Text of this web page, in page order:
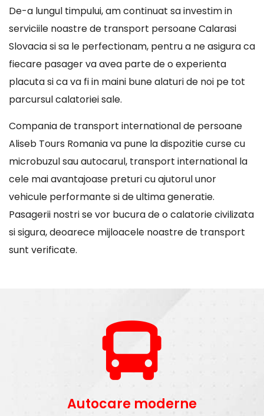
De-a lungul timpului, am continuat sa investim in
serviciile noastre de transport persoane Calarasi
Slovacia si sa le perfectionam, pentru a ne asigura ca
fiecare pasager va avea parte de o experienta
placuta si ca va fi in maini bune alaturi de noi pe tot
parcursul calatoriei sale.
Compania de transport international de persoane
Aliseb Tours Romania va pune la dispozitie curse cu
microbuzul sau autocarul, transport international la
cele mai avantajoase preturi cu ajutorul unor
vehicule performante si de ultima generatie.
Pasagerii nostri se vor bucura de o calatorie civilizata
si sigura, deoarece mijloacele noastre de transport
sunt verificate.
Autocare moderne